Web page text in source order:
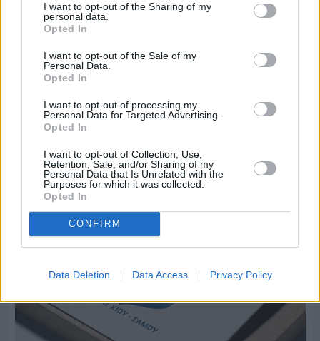
I want to opt-out of the Sharing of my
personal data.
Opted In
I want to opt-out of the Sale of my
Personal Data.
Opted In
I want to opt-out of processing my
Personal Data for Targeted Advertising.
Opted In
I want to opt-out of Collection, Use,
Retention, Sale, and/or Sharing of my
Personal Data that Is Unrelated with the
Purposes for which it was collected.
Opted In
CONFIRM
Data Deletion Data Access Privacy Policy
Πριν 8 ημέρες
Μία μικρή αλλά αναγκαία ανάπαυλα για την
ομάδα του «Πολίτη»